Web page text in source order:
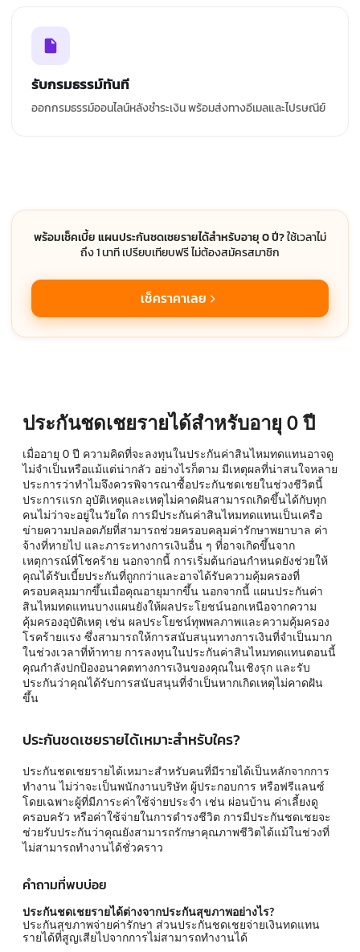
รับกรมธรรม์ทันที
ออกกรมธรรม์ออนไลน์หลังชำระเงิน พร้อมส่งทางอีเมลและไปรษณีย์
พร้อมเช็คเบี้ย แผนประกันชดเชยรายได้สำหรับอายุ 0 ปี?ใช้เวลาไม่
ถึง 1 นาที เปรียบเทียบฟรี ไม่ต้องสมัครสมาชิก
เช็คราคาเลย
ประกันชดเชยรายได้สำหรับอายุ 0 ปี
เมื่ออายุ 0 ปี ความคิดที่จะลงทุนในประกันค่าสินไหมทดแทนอาจดู
ไม่จำเป็นหรือแม้แต่น่ากลัว อย่างไรก็ตาม มีเหตุผลที่น่าสนใจหลาย
ประการว่าทำไมจึงควรพิจารณาซื้อประกันชดเชยในช่วงชีวิตนี้
ประการแรก อุบัติเหตุและเหตุไม่คาดฝันสามารถเกิดขึ้นได้กับทุก
คนไม่ว่าจะอยู่ในวัยใด การมีประกันค่าสินไหมทดแทนเป็นเครือ
ข่ายความปลอดภัยที่สามารถช่วยครอบคลุมค่ารักษาพยาบาล ค่า
จ้างที่หายไป และภาระทางการเงินอื่น ๆ ที่อาจเกิดขึ้นจาก
เหตุการณ์ที่โชคร้าย นอกจากนี้ การเริ่มต้นก่อนกำหนดยังช่วยให้
คุณได้รับเบี้ยประกันที่ถูกกว่าและอาจได้รับความคุ้มครองที่
ครอบคลุมมากขึ้นเมื่อคุณอายุมากขึ้น นอกจากนี้ แผนประกันค่า
สินไหมทดแทนบางแผนยังให้ผลประโยชน์นอกเหนือจากความ
คุ้มครองอุบัติเหตุ เช่น ผลประโยชน์ทุพพลภาพและความคุ้มครอง
โรคร้ายแรง ซึ่งสามารถให้การสนับสนุนทางการเงินที่จำเป็นมาก
ในช่วงเวลาที่ท้าทาย การลงทุนในประกันค่าสินไหมทดแทนตอนนี้
คุณกำลังปกป้องอนาคตทางการเงินของคุณในเชิงรุก และรับ
ประกันว่าคุณได้รับการสนับสนุนที่จำเป็นหากเกิดเหตุไม่คาดฝัน
ขึ้น
ประกันชดเชยรายได้เหมาะสำหรับใคร?
ประกันชดเชยรายได้เหมาะสำหรับคนที่มีรายได้เป็นหลักจากการ
ทำงาน ไม่ว่าจะเป็นพนักงานบริษัท ผู้ประกอบการ หรือฟรีแลนซ์
โดยเฉพาะผู้ที่มีภาระค่าใช้จ่ายประจำ เช่น ผ่อนบ้าน ค่าเลี้ยงดู
ครอบครัว หรือค่าใช้จ่ายในการดำรงชีวิต การมีประกันชดเชยจะ
ช่วยรับประกันว่าคุณยังสามารถรักษาคุณภาพชีวิตได้แม้ในช่วงที่
ไม่สามารถทำงานได้ชั่วคราว
คำถามที่พบบ่อย
ประกันชดเชยรายได้ต่างจากประกันสุขภาพอย่างไร?
ประกันสุขภาพจ่ายค่ารักษา ส่วนประกันชดเชยจ่ายเงินทดแทน
รายได้ที่สูญเสียไปจากการไม่สามารถทำงานได้